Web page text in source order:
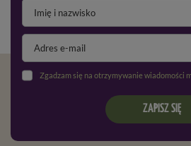
Zgadzam się na otrzymywanie wiadomości marketingowych na podany adres e-
ZAPISZ SIĘ